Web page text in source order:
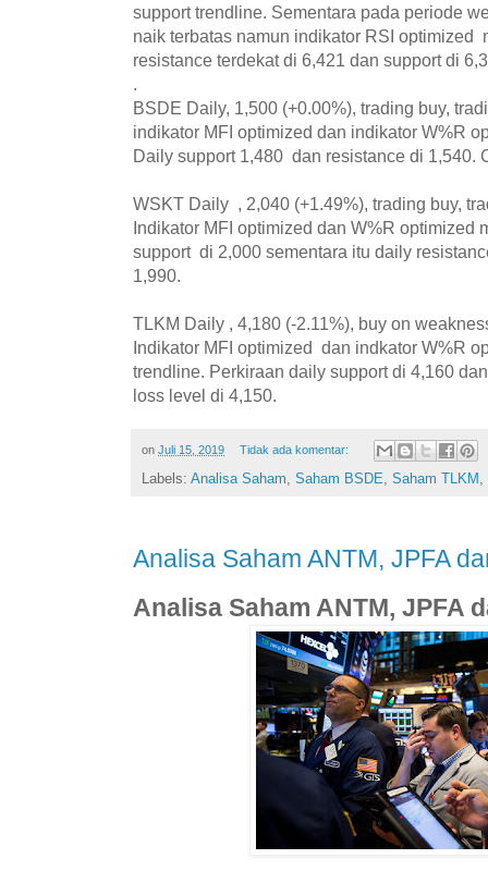
support trendline. Sementara pada periode
naik terbatas namun indikator RSI optimized
resistance terdekat di 6,421 dan support di
.
BSDE Daily, 1,500 (+0.00%), trading buy,
indikator MFI optimized dan indikator W%R
Daily support 1,480 dan resistance di 1,540.
WSKT Daily , 2,040 (+1.49%), trading buy,
Indikator MFI optimized dan W%R optimized
support di 2,000 sementara itu daily
1,990.
TLKM Daily , 4,180 (-2.11%), buy on
Indikator MFI optimized dan indkator W%R
trendline. Perkiraan daily support di 4,160
loss level di 4,150.
on Juli 15, 2019 Tidak ada komentar:
Labels: Analisa Saham, Saham BSDE, Saham TLKM ,
Analisa Saham ANTM, JPFA
Analisa Saham ANTM, JPFA